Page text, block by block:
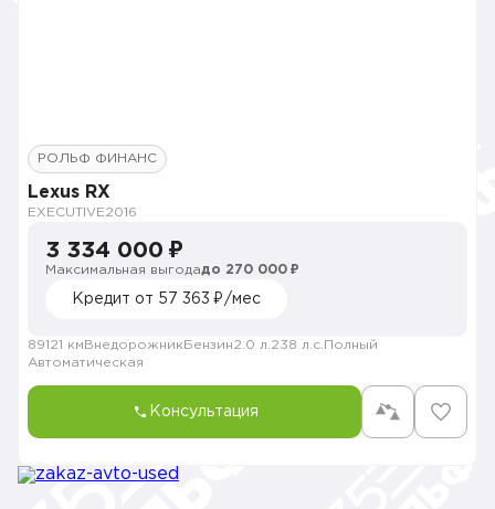
РОЛЬФ ФИНАНС
Lexus RX
EXECUTIVE2016
3 334 000 ₽
Максимальная выгодадо 270 000 ₽
Кредит от 57 363 ₽/мес
89121 км Внедорожник Бензин2.0 л. 238 л.с. Полный
Автоматическая
Консультация